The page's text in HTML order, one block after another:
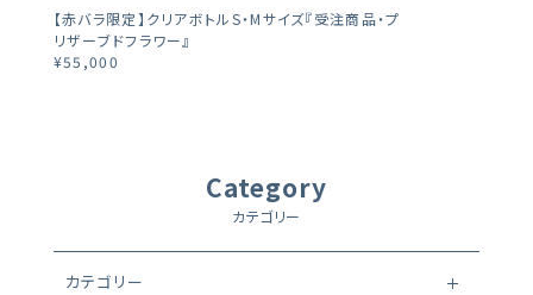
【赤バラ限定】クリアボトルS・Mサイズ『受注商品・プ
リザーブドフラワー』
¥55,000
Category
カテゴリー
カテゴリー